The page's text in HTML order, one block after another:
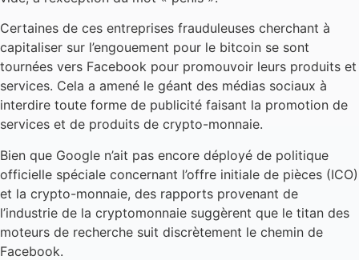
Certaines de ces entreprises frauduleuses cherchant à
capitaliser sur l’engouement pour le bitcoin se sont
tournées vers Facebook pour promouvoir leurs produits et
services. Cela a amené le géant des médias sociaux à
interdire toute forme de publicité faisant la promotion de
services et de produits de crypto-monnaie.
Bien que Google n’ait pas encore déployé de politique
officielle spéciale concernant l’offre initiale de pièces (ICO)
et la crypto-monnaie, des rapports provenant de
l’industrie de la cryptomonnaie suggèrent que le titan des
moteurs de recherche suit discrètement le chemin de
Facebook.